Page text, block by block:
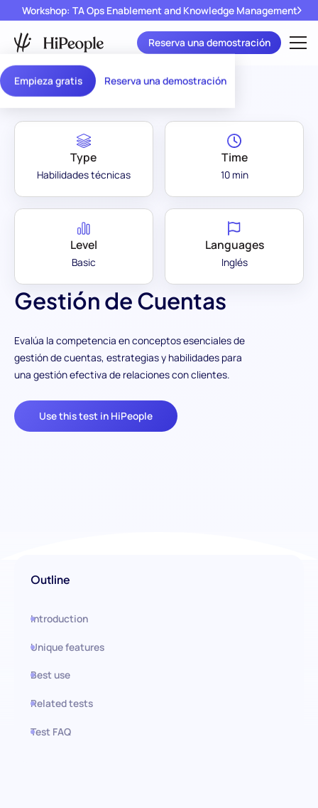
Empieza gratis Reserva una demostración
Workshop: TA Ops Enablement and Knowledge Management
Reserva una demostración
Assessment Library
Gestión de Cuentas
Evalúa la competencia en conceptos esenciales de
gestión de cuentas, estrategias y habilidades para
una gestión efectiva de relaciones con clientes.
Use this test in HiPeople
Type
Habilidades técnicas
Time
10 min
Level
Basic
Languages
Inglés
Outline
Introduction
Unique features
Best use
Related tests
Test FAQ